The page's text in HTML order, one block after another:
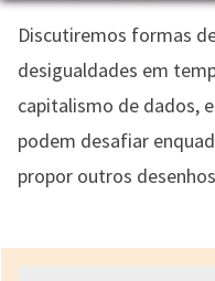
Discutiremos formas
desigualdades em
capitalismo de dados,
podem desafiar
propor outros